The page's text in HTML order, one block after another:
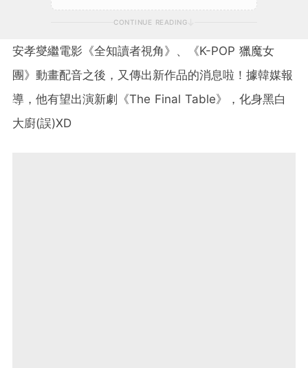
CONTINUE READING
安孝燮繼電影《全知讀者視角》、《K-POP 獵魔女
團》動畫配音之後，又傳出新作品的消息啦！據韓媒報
導，他有望出演新劇《The Final Table》，化身黑白
大廚(誤)XD